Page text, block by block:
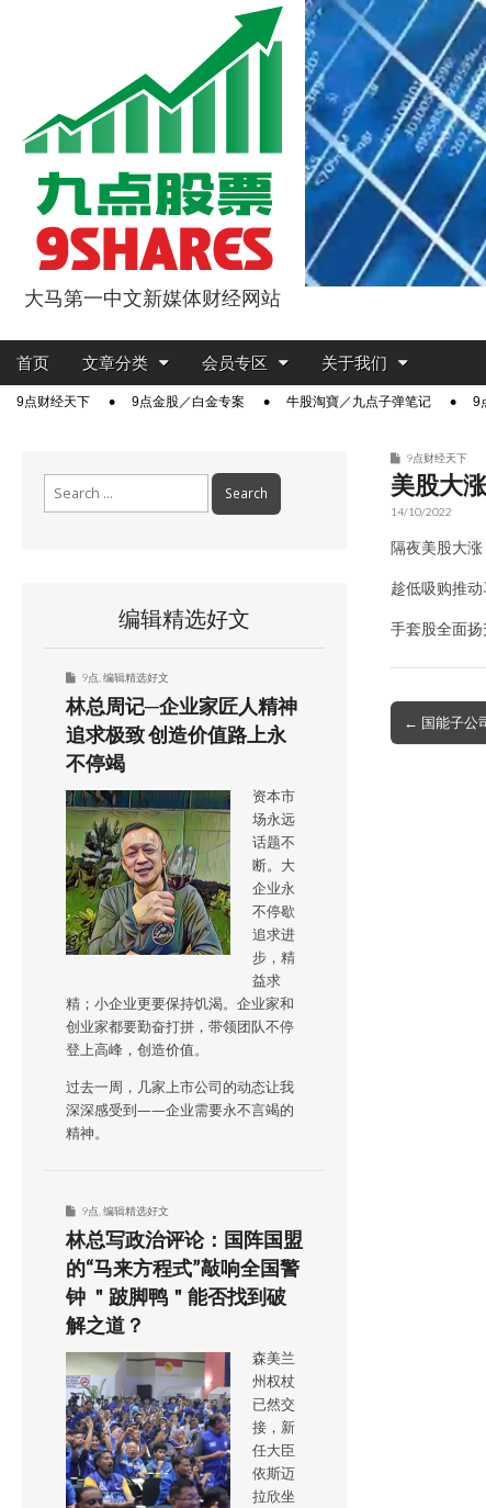
9点股票
大马第一中文新媒体财经网站
Main
Skip
content
首页 文章分类 会员专区 关于我们
Sub9点财经天下 9点金股／白金专案 牛股淘寶／九点子弹笔记 9
9点财经天下
美股大
14/10/2022
隔夜美股大
趁低吸购推
手套股全面
Post
navigation
← 国能子公
编辑精选好文
9点 编辑精选好文
林总周记─企业家匠人精神
追求极致 创造价值路上永
不停竭
资本市
场永远
话题不
断。大
企业永
不停歇
追求进
步，精
益求
精；小企业更要保持饥渴。企业家和
创业家都要勤奋打拼，带领团队不停
登上高峰，创造价值。
过去一周，几家上市公司的动态让我
深深感受到——企业需要永不言竭的
精神。
9点 编辑精选好文
林总写政治评论：国阵国盟
的“马来方程式”敲响全国警
钟 ＂跛脚鸭＂能否找到破
解之道？
森美兰
州权杖
已然交
接，新
任大臣
依斯迈
拉欣坐